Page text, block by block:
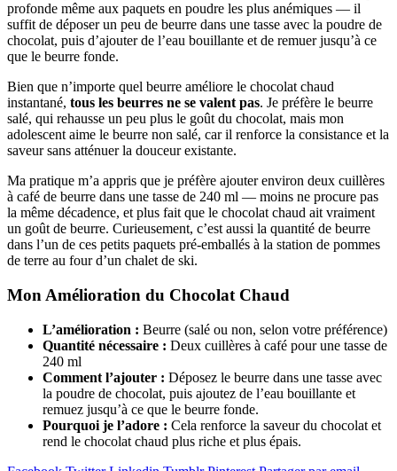
profonde même aux paquets en poudre les plus anémiques — il
suffit de déposer un peu de beurre dans une tasse avec la poudre de
chocolat, puis d’ajouter de l’eau bouillante et de remuer jusqu’à ce
que le beurre fonde.
Bien que n’importe quel beurre améliore le chocolat chaud
instantané, tous les beurres ne se valent pas. Je préfère le beurre
salé, qui rehausse un peu plus le goût du chocolat, mais mon
adolescent aime le beurre non salé, car il renforce la consistance et la
saveur sans atténuer la douceur existante.
Ma pratique m’a appris que je préfère ajouter environ deux cuillères
à café de beurre dans une tasse de 240 ml — moins ne procure pas
la même décadence, et plus fait que le chocolat chaud ait vraiment
un goût de beurre. Curieusement, c’est aussi la quantité de beurre
dans l’un de ces petits paquets pré-emballés à la station de pommes
de terre au four d’un chalet de ski.
Mon Amélioration du Chocolat Chaud
L’amélioration : Beurre (salé ou non, selon votre préférence)
Quantité nécessaire : Deux cuillères à café pour une tasse de
240 ml
Comment l’ajouter : Déposez le beurre dans une tasse avec
la poudre de chocolat, puis ajoutez de l’eau bouillante et
remuez jusqu’à ce que le beurre fonde.
Pourquoi je l’adore : Cela renforce la saveur du chocolat et
rend le chocolat chaud plus riche et plus épais.